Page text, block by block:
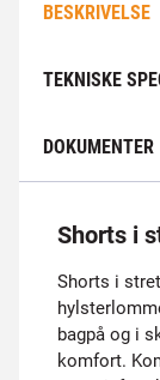
BESKRIVELSE
TEKNISKE
DOKUMENTER
Shorts i
Shorts i
bagpå og i
komfort.